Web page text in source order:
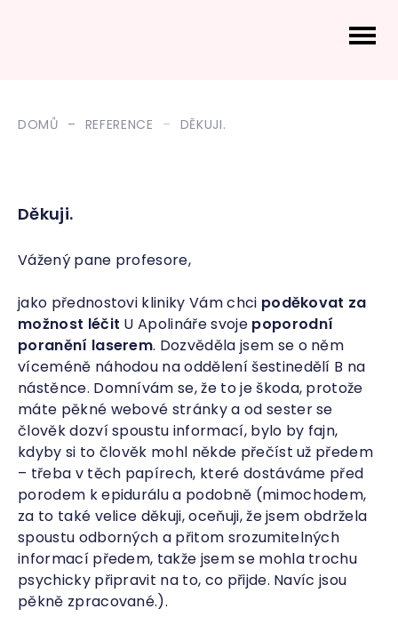
DOMŮ REFERENCE DĚKUJI.
Děkuji.
Vážený pane profesore,
jako přednostovi kliniky Vám chci poděkovat za
možnost léčit U Apolináře svoje poporodní
poranění laserem. Dozvěděla jsem se o něm
víceméně náhodou na oddělení šestinedělí B na
nástěnce. Domnívám se, že to je škoda, protože
máte pěkné webové stránky a od sester se
člověk dozví spoustu informací, bylo by fajn,
kdyby si to člověk mohl někde přečíst už předem
– třeba v těch papírech, které dostáváme před
porodem k epidurálu a podobně (mimochodem,
za to také velice děkuji, oceňuji, že jsem obdržela
spoustu odborných a přitom srozumitelných
informací předem, takže jsem se mohla trochu
psychicky připravit na to, co přijde. Navíc jsou
pěkně zpracované.).